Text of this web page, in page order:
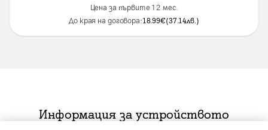
Цена за първите 12 мес.
До края на договора:18.99€(37.14лв. )
Информация за устройството